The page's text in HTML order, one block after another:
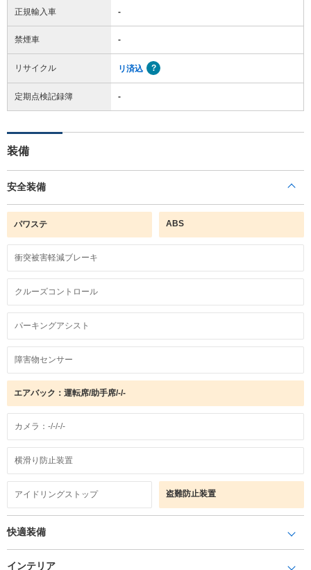
正規輸入車 -
禁煙車 -
リサイクル リ済込
定期点検記録簿 -
装備
安全装備
パワステ ABS
衝突被害軽減ブレーキ
クルーズコントロール
パーキングアシスト
障害物センサー
エアバック：運転席/助手席/-/-
カメラ：-/-/-/-
横滑り防止装置
アイドリングストップ 盗難防止装置
快適装備
インテリア